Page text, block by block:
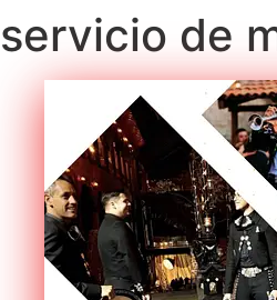
servicio de